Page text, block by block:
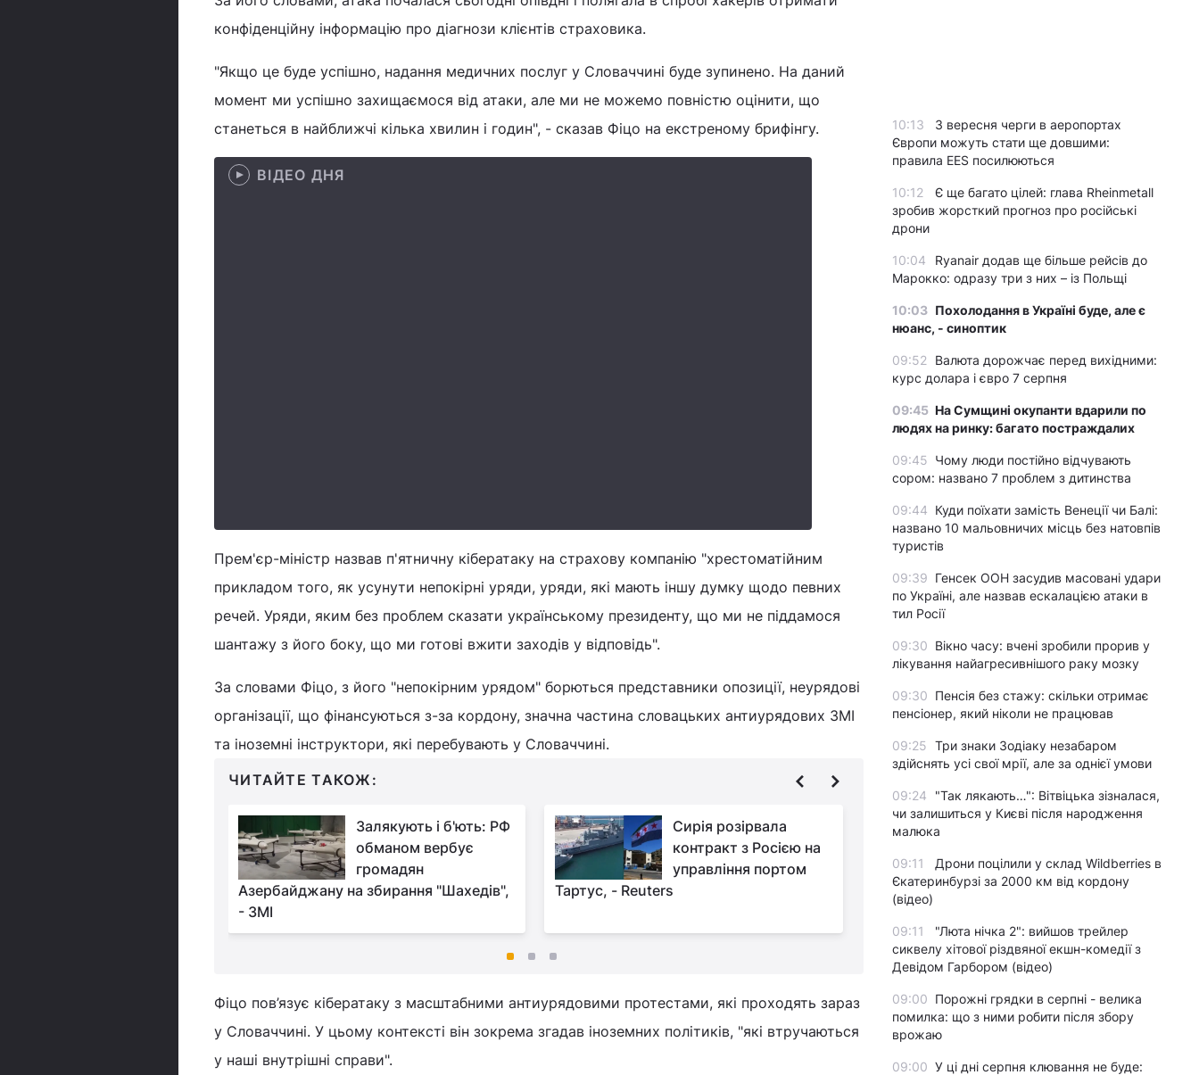
конфіденційну інформацію про діагнози клієнтів страховика.
"Якщо це буде успішно, надання медичних послуг у Словаччині буде зупинено. На даний
момент ми успішно захищаємося від атаки, але ми не можемо повністю оцінити, що
станеться в найближчі кілька хвилин і годин", - сказав Фіцо на екстреному брифінгу.
ВІДЕО ДНЯ
Прем'єр-міністр назвав п'ятничну кібератаку на страхову компанію "хрестоматійним
прикладом того, як усунути непокірні уряди, уряди, які мають іншу думку щодо певних
речей. Уряди, яким без проблем сказати українському президенту, що ми не піддамося
шантажу з його боку, що ми готові вжити заходів у відповідь".
За словами Фіцо, з його "непокірним урядом" борються представники опозиції, неурядові
організації, що фінансуються з-за кордону, значна частина словацьких антиурядових ЗМІ
та іноземні інструктори, які перебувають у Словаччині.
ЧИТАЙТЕ ТАКОЖ:
Залякують і б'ють: РФ
обманом вербує
громадян
Азербайджану на збирання "Шахедів",
- ЗМІ
Сирія розірвала
контракт з Росією на
управління портом
Тартус, - Reuters
Трамп закликав ОПЕК
щоб швидше
завершити війну в Україні
Фіцо пов’язує кібератаку з масштабними антиурядовими протестами, які проходять зараз
у Словаччині. У цьому контексті він зокрема згадав іноземних політиків, "які втручаються
у наші внутрішні справи".
10:13
З вересня черги в аеропортах
Європи можуть стати ще довшими:
правила EES посилюються
10:12
Є ще багато цілей: глава Rheinmetall
зробив жорсткий прогноз про російські
дрони
10:04
Ryanair додав ще більше рейсів до
Марокко: одразу три з них – із Польщі
10:03 Похолодання в Україні буде, але є
нюанс, - синоптик
09:52
Валюта дорожчає перед вихідними:
курс долара і євро 7 серпня
09:45 На Сумщині окупанти вдарили по
людях на ринку: багато постраждалих
09:45 Чому люди постійно відчувають
сором: названо 7 проблем з дитинства
09:44 Куди поїхати замість Венеції чи Балі:
названо 10 мальовничих місць без натовпів
туристів
09:39 Генсек ООН засудив масовані удари
по Україні, але назвав ескалацією атаки в
тил Росії
09:30 Вікно часу: вчені зробили прорив у
лікування найагресивнішого раку мозку
09:30 Пенсія без стажу: скільки отримає
пенсіонер, який ніколи не працював
09:25 Три знаки Зодіаку незабаром
здійснять усі свої мрії, але за однієї умови
09:24
"Так лякають…": Вітвіцька зізналася,
чи залишиться у Києві після народження
малюка
09:11
Дрони поцілили у склад Wildberries в
Єкатеринбурзі за 2000 км від кордону
(відео)
09:11
"Люта нічка 2": вийшов трейлер
сиквелу хітової різдвяної екшн-комедії з
Девідом Гарбором (відео)
09:00 Порожні грядки в серпні - велика
помилка: що з ними робити після збору
врожаю
09:00 У ці дні серпня клювання не буде: